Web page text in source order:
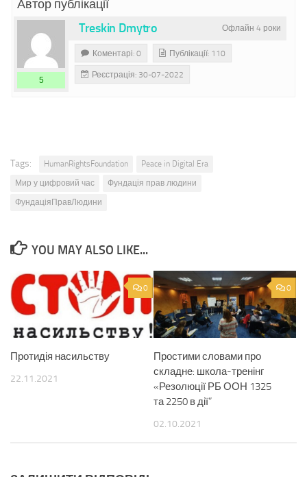
Автор публікації
Офлайн 4 роки
Treskin Dmytro
5
Коментарі: 0 Публікації: 110
Реєстрація: 30-07-2022
Tags: HumanRightsFoundation
Peace in Digital Era
Мир у цифровий час
Фундація прав людини
ФундаціяПравЛюдини
YOU MAY ALSO LIKE...
0
Протидія насильству
22.11.2021
0
Простими словами про
складне: школа-тренінг
«Резолюції РБ ООН 1325
та 2250 в дії”
02.10.2021